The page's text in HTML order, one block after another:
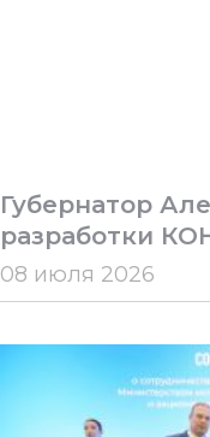
Губернатор
разработки
08 июля 2026